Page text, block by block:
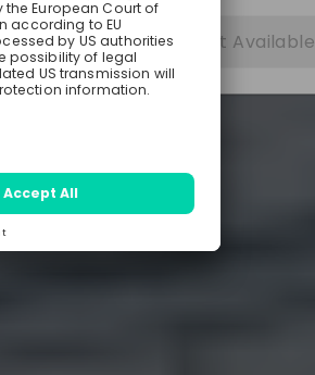
Recording Not Available